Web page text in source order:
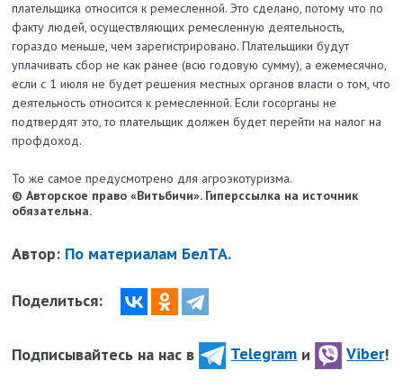
плательщика относится к ремесленной. Это сделано, потому что по
факту людей, осуществляющих ремесленную деятельность,
гораздо меньше, чем зарегистрировано. Плательщики будут
уплачивать сбор не как ранее (всю годовую сумму), а ежемесячно,
если с 1 июля не будет решения местных органов власти о том, что
деятельность относится к ремесленной. Если госорганы не
подтвердят это, то плательщик должен будет перейти на налог на
профдоход.
То же самое предусмотрено для агроэкотуризма.
© Авторское право «Витьбичи». Гиперссылка на источник
обязательна.
Автор: По материалам БелТА.
Поделиться:
Подписывайтесь на нас в Telegram и Viber!